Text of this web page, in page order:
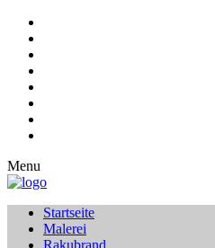
Menu
Startseite
Malerei
Rakubrand